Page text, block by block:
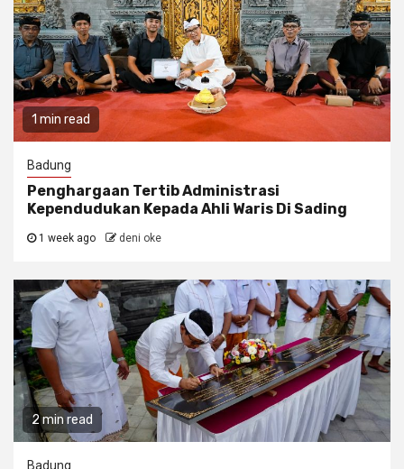
1 min read
Badung
Penghargaan Tertib Administrasi
Kependudukan Kepada Ahli Waris Di Sading
1 week ago deni oke
2 min read
Badung